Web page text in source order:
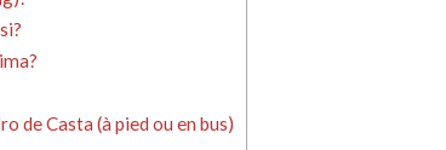
de Casta (à pied ou en bus)